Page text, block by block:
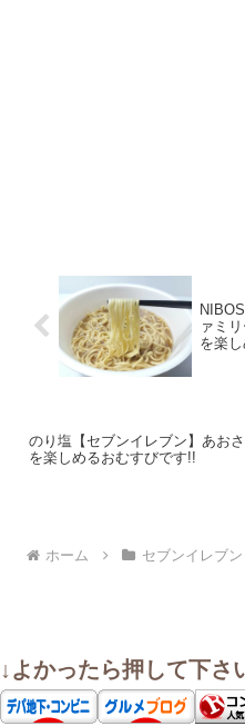
ァミ
を楽
のり塩【セブンイレブン】あお
を楽しめるおむすびです!!
ホーム セブンイレブン
↓よかったら押して下さ